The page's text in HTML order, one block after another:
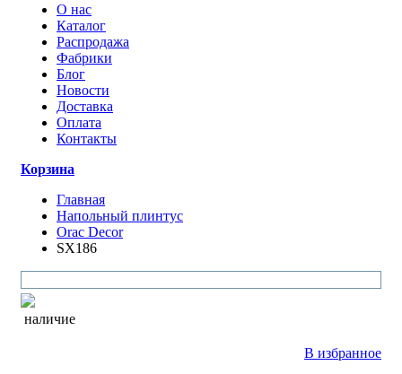
О нас
Каталог
Распродажа
Фабрики
Блог
Новости
Доставка
Оплата
Контакты
Корзина
Главная
Напольный плинтус
Orac Decor
SX186
наличие
В избранное